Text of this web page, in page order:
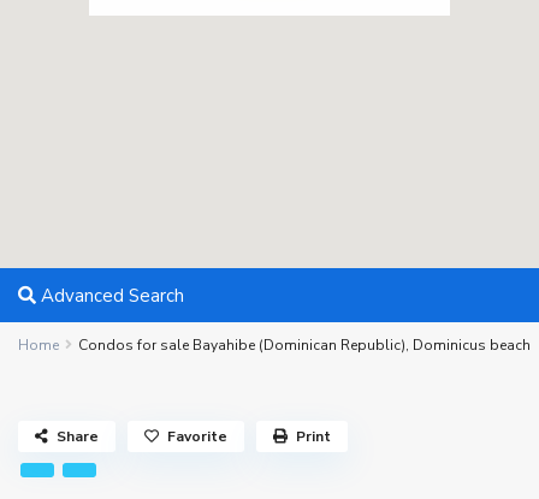
Advanced Search
Home Condos for sale Bayahibe (Dominican Republic), Dominicus beach
Share Favorite Print